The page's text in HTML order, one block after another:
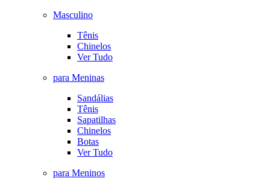
Masculino
Tênis
Chinelos
Ver Tudo
para Meninas
Sandálias
Tênis
Sapatilhas
Chinelos
Botas
Ver Tudo
para Meninos